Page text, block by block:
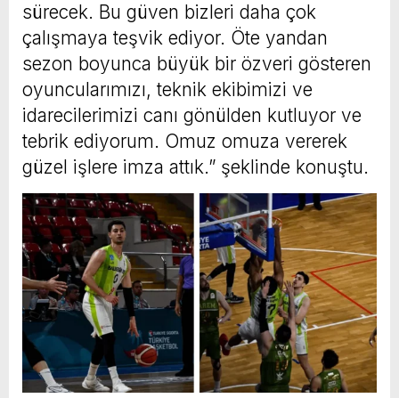
sürecek. Bu güven bizleri daha çok
çalışmaya teşvik ediyor. Öte yandan
sezon boyunca büyük bir özveri gösteren
oyuncularımızı, teknik ekibimizi ve
idarecilerimizi canı gönülden kutluyor ve
tebrik ediyorum. Omuz omuza vererek
güzel işlere imza attık.” şeklinde konuştu.